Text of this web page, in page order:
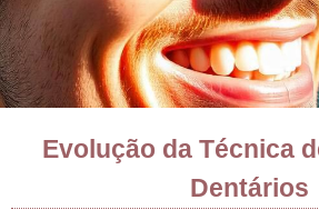
Evolução da Técnica
Dentários